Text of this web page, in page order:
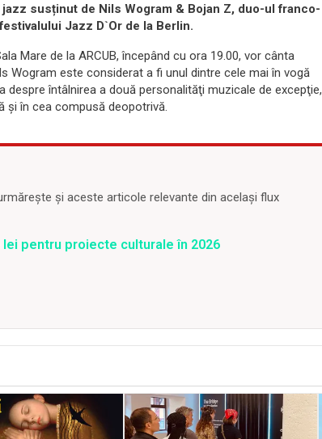
susținut de Nils Wogram & Bojan Z, duo-ul franco-
Jazz D`Or de la Berlin.
Mare de la ARCUB, începând cu ora 19.00, vor cânta
Wogram este considerat a fi unul dintre cele mai în vogă
întâlnirea a două personalităţi muzicale de excepţie,
şi în cea compusă deopotrivă.
și aceste articole relevante din același flux
pentru proiecte culturale în 2026